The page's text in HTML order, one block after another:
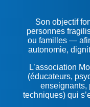
Son objectif
personnes
ou familles —
autonomie,
L’association
(éducateurs,
enseignants,
techniques) qui